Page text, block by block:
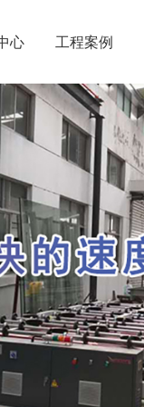
心 工程案例